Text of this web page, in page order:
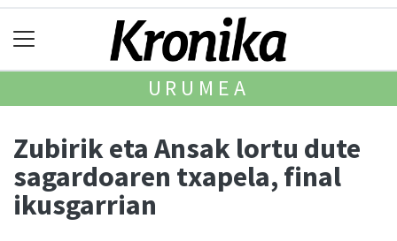
URUMEA
Zubirik eta Ansak lortu dute
sagardoaren txapela, final
ikusgarrian